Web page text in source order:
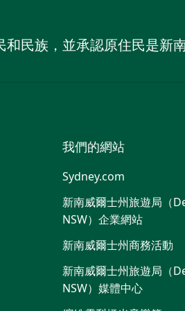
民族，並承認原住民是新
我們的網站
Sydney.com
新南威爾士州旅遊局（
NSW）企業網站
新南威爾士州商務活動
新南威爾士州旅遊局（
NSW）媒體中心